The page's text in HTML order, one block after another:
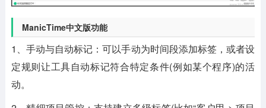
ManicTime中文版功能
1、手动与自动标记：可以手动为时间段添加标签，或者设
定规则让工具自动标记符合特定条件(例如某个程序)的活
动。